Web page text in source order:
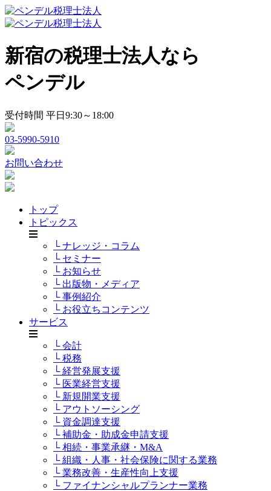
新宿の税理士法人なら
ペンデル
受付時間 平日9:30～18:00
03-5990-5910
お問い合わせ
トップ
トピックス
└ ナレッジ・コラム
└ セミナー
└ お知らせ
└ 出版物・メディア
└ 事例紹介
└ お役立ちコンテンツ
サービス
└ 会計
└ 税務
└ 経営発展支援
└ 医業経営支援
└ 新規開業支援
└ アウトソーシング
└ 資金調達支援
└ 補助金・助成金申請支援
└ 相続・事業承継・M&A
└ 組織・人事・社会保険に関する業務
└ 業務改善・生産性向上支援
└ ファイナンシャルプランナー業務